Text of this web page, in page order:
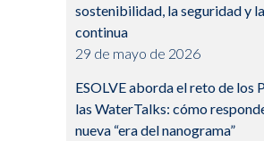
sostenibilidad, la seguridad y
continua
29 de mayo de 2026
ESOLVE aborda el reto de los
las WaterTalks: cómo
nueva “era del nanograma”